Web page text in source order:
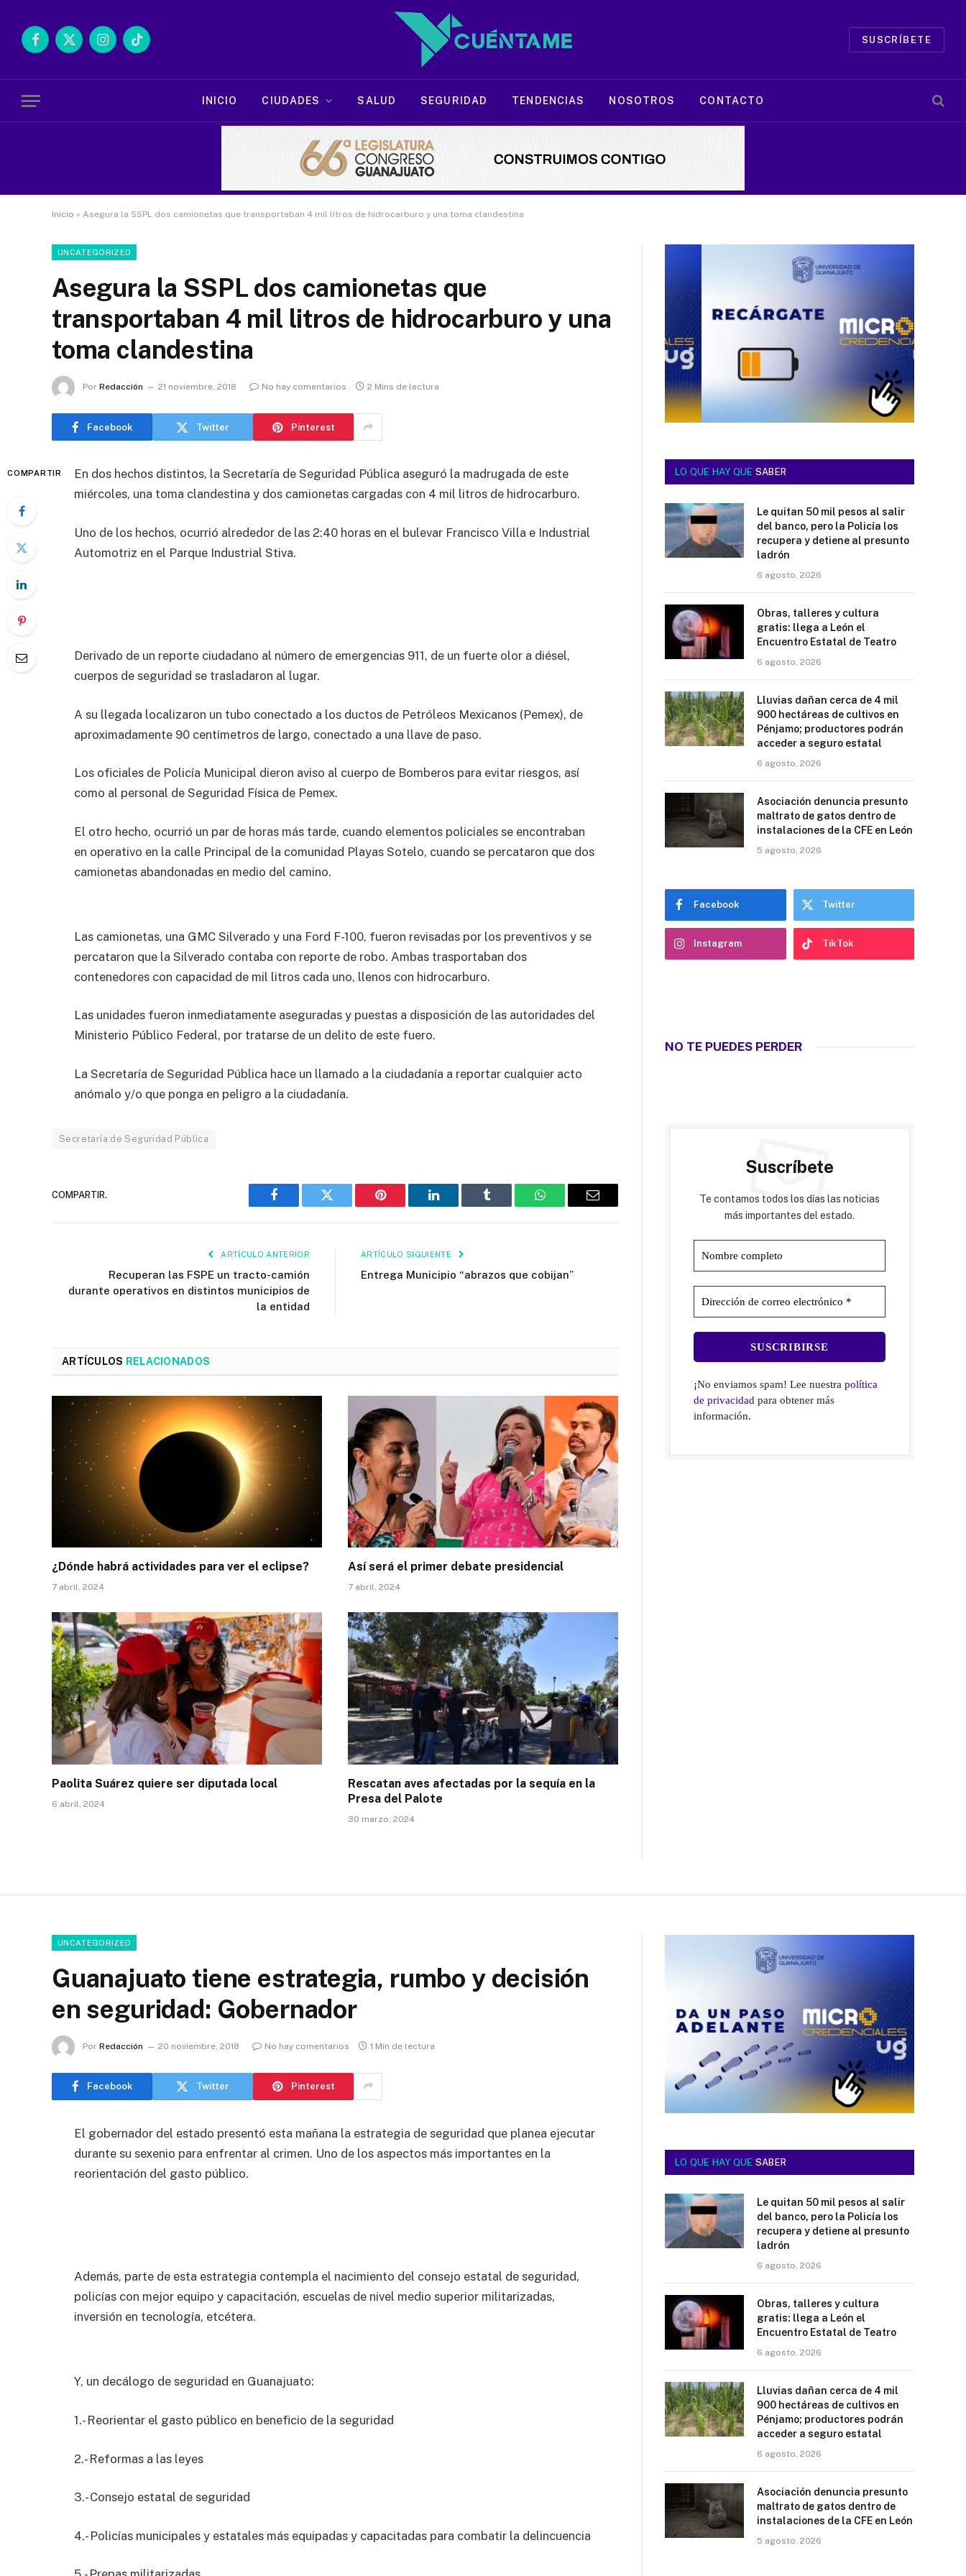
Facebook
X
InstagramTikTok
SUSCRÍBETE
INICIO CIUDADES SALUD SEGURIDAD TENDENCIAS NOSOTROS CONTACTO
Inicio » Asegura la SSPL dos camionetas que transportaban 4 mil litros de hidrocarburo y una toma clandestina
UNCATEGORIZED
Asegura la SSPL dos camionetas que
transportaban 4 mil litros de hidrocarburo y una
toma clandestina
Por Redacción 21 noviembre, 2018 No hay comentarios 2 Mins de lectura
Facebook Twitter Pinterest
COMPARTIR
En dos hechos distintos, la Secretaría de Seguridad Pública aseguró la madrugada de este
miércoles, una toma clandestina y dos camionetas cargadas con 4 mil litros de hidrocarburo.
Uno de los hechos, ocurrió alrededor de las 2:40 horas en el bulevar Francisco Villa e Industrial
Automotriz en el Parque Industrial Stiva.
Derivado de un reporte ciudadano al número de emergencias 911, de un fuerte olor a diésel,
cuerpos de seguridad se trasladaron al lugar.
A su llegada localizaron un tubo conectado a los ductos de Petróleos Mexicanos (Pemex), de
aproximadamente 90 centímetros de largo, conectado a una llave de paso.
Los oficiales de Policía Municipal dieron aviso al cuerpo de Bomberos para evitar riesgos, así
como al personal de Seguridad Física de Pemex.
El otro hecho, ocurrió un par de horas más tarde, cuando elementos policiales se encontraban
en operativo en la calle Principal de la comunidad Playas Sotelo, cuando se percataron que dos
camionetas abandonadas en medio del camino.
Las camionetas, una GMC Silverado y una Ford F-100, fueron revisadas por los preventivos y se
percataron que la Silverado contaba con reporte de robo. Ambas trasportaban dos
contenedores con capacidad de mil litros cada uno, llenos con hidrocarburo.
Las unidades fueron inmediatamente aseguradas y puestas a disposición de las autoridades del
Ministerio Público Federal, por tratarse de un delito de este fuero.
La Secretaría de Seguridad Pública hace un llamado a la ciudadanía a reportar cualquier acto
anómalo y/o que ponga en peligro a la ciudadanía.
Secretaría de Seguridad Pública
COMPARTIR.
Facebook Twitter Pinterest LinkedIn Tumblr WhatsAppEmail
ARTÍCULO ANTERIOR
Recuperan las FSPE un tracto-camión
durante operativos en distintos municipios de
la entidad
ARTÍCULO SIGUIENTE
Entrega Municipio “abrazos que cobijan”
ARTÍCULOS RELACIONADOS
¿Dónde habrá actividades para ver el eclipse?
7 abril, 2024
Así será el primer debate presidencial
7 abril, 2024
Paolita Suárez quiere ser diputada local
6 abril, 2024
Rescatan aves afectadas por la sequía en la
Presa del Palote
30 marzo, 2024
LO QUE HAY QUE SABER
Le quitan 50 mil pesos al salir
del banco, pero la Policía los
recupera y detiene al presunto
ladrón
6 agosto, 2026
Obras, talleres y cultura
gratis: llega a León el
Encuentro Estatal de Teatro
6 agosto, 2026
Lluvias dañan cerca de 4 mil
900 hectáreas de cultivos en
Pénjamo; productores podrán
acceder a seguro estatal
6 agosto, 2026
Asociación denuncia presunto
maltrato de gatos dentro de
instalaciones de la CFE en León
5 agosto, 2026
Facebook Twitter
Instagram TikTok
NO TE PUEDES PERDER
Suscríbete
Te contamos todos los días las noticias
más importantes del estado.
¡No enviamos spam! Lee nuestrapolítica
de privacidad para obtener más
información.
UNCATEGORIZED
Guanajuato tiene estrategia, rumbo y decisión
en seguridad: Gobernador
Por Redacción 20 noviembre, 2018 No hay comentarios 1 Min de lectura
Facebook Twitter Pinterest
El gobernador del estado presentó esta mañana la estrategia de seguridad que planea ejecutar
durante su sexenio para enfrentar al crimen. Uno de los aspectos más importantes en la
reorientación del gasto público.
Además, parte de esta estrategia contempla el nacimiento del consejo estatal de seguridad,
policías con mejor equipo y capacitación, escuelas de nivel medio superior militarizadas,
inversión en tecnología, etcétera.
Y, un decálogo de seguridad en Guanajuato:
1.- Reorientar el gasto público en beneficio de la seguridad
2.- Reformas a las leyes
3.- Consejo estatal de seguridad
4.- Policías municipales y estatales más equipadas y capacitadas para combatir la delincuencia
LO QUE HAY QUE SABER
Le quitan 50 mil pesos al salir
del banco, pero la Policía los
recupera y detiene al presunto
ladrón
6 agosto, 2026
Obras, talleres y cultura
gratis: llega a León el
Encuentro Estatal de Teatro
6 agosto, 2026
Lluvias dañan cerca de 4 mil
900 hectáreas de cultivos en
Pénjamo; productores podrán
acceder a seguro estatal
6 agosto, 2026
Asociación denuncia presunto
maltrato de gatos dentro de
instalaciones de la CFE en León
5 agosto, 2026